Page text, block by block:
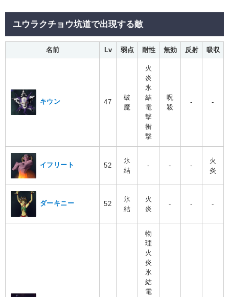
ユウラクチョウ坑道で出現する敵
名前 Lv 弱点 耐性 無効 反射 吸収
キウン 47
破
魔
火
炎
氷
結
電
撃
衝
撃
呪
殺
- -
イフリート 52
氷
結
- - -
火
炎
ダーキニー 52
氷
結
火
炎
- - -
物
理
火
炎
氷
結
電